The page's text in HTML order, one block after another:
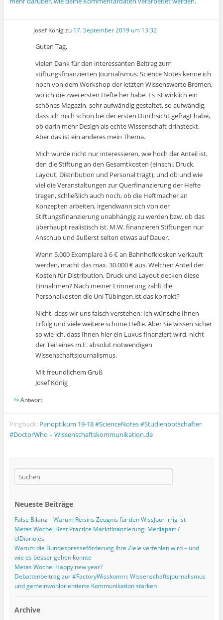
Josef Königzu 17. September 2019 um 13:32
Guten Tag,
vielen Dank für den interessanten Beitrag zum
stiftungsfinanzierten Journalismus. Science Notes kenne ich
noch von dem Workshop der letzten Wissenswerte Bremen,
wo ich die zwei ersten Hefte her habe. Es ist wirklich ein
schönes Magazin, sehr aufwändig gestaltet, so aufwändig,
dass ich mich schon bei der ersten Durchsicht gefragt habe,
ob darin mehr Design als echte Wissenschaft drinsteckt.
Aber das ist ein anderes mein Thema.
Mich würde nicht nur interessieren, wie hoch der Anteil ist,
den die Stiftung an den Gesamtkosten (einschl. Druck,
Layout, Distribution und Personal trägt), und ob und wie
viel die Veranstaltungen zur Querfinanzierung der Hefte
tragen, schließlich auch noch, ob die Heftmacher an
Konzepten arbeiten, irgendwann sich von der
Stiftungsfinanzierung unabhängig zu werden bzw. ob das
überhaupt realistisch ist. M.W. finanzieren Stiftungen nur
Anschub und äußerst selten etwas auf Dauer.
Wenn 5.000 Exemplare à 6 € an Bahnhofkiosken verkauft
werden, macht das max. 30.000 € aus. Welchen Anteil der
Kosten für Distribution, Druck und Layout decken diese
Einnahmen? Nach meiner Erinnerung zahlt die
Personalkosten die Uni Tübingen.ist das korrekt?
Nicht, dass wir uns falsch verstehen: Ich wünsche Ihnen
Erfolg und viele weitere schöne Hefte. Aber Sie wissen sicher
so wie ich, dass Ihnen hier ein Luxus finanziert wird, nicht
der Teil eines m.E. absolut notwendigen
Wissenschaftsjournalismus.
Mit freundlichem Gruß
Josef König
Antwort
Pingback: Panoptikum 19-18 #ScienceNotes #Studienbotschafter
#DoctorWho – Wissenschaftskommunikation.de
Neueste Beiträge
False Bilanz – Warum Reisins Zeugnis für den WissJour irrig ist
Metas Woche: Best Practice Marktfinanzierung: Mediapart /
elDiario.es
Warum die Bundespresseförderung ihre Ziele verfehlen wird – und
wie es besser gehen könnte
Metas Woche: Happy new year?
Debattenbeitrag zur #FactoryWisskomm: Wissenschaftsjournalismus
und gemeinwohlorientierte Kommunikation stärken
Archive